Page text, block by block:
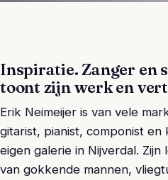
Inspiratie. Zanger en
toont zijn werk en
Erik Neimeijer is van vele
gitarist, pianist, componist en
eigen galerie in Nijverdal.
van gokkende mannen,